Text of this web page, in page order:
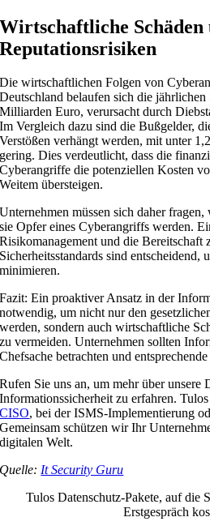
Wirtschaftliche Schäden
Reputationsrisiken
Die wirtschaftlichen Folgen von
Deutschland belaufen sich die
Milliarden Euro, verursacht durch
Im Vergleich dazu sind die Bußgelder,
Verstößen verhängt werden, mit unter
gering. Dies verdeutlicht, dass die
Cyberangriffe die potenziellen Kosten
Weitem übersteigen.
Unternehmen müssen sich daher
sie Opfer eines Cyberangriffs werden.
Risikomanagement und die Bereitschaft
Sicherheitsstandards sind entscheidend,
minimieren.
Fazit: Ein proaktiver Ansatz in der
notwendig, um nicht nur den
werden, sondern auch wirtschaftliche
zu vermeiden. Unternehmen sollten
Chefsache betrachten und
Rufen Sie uns an, um mehr über unsere
Informationssicherheit zu erfahren.
CISO, bei der ISMS-Implementierung
Gemeinsam schützen wir Ihr
digitalen Welt.
Quelle:It Security Guru
Tulos Datenschutz-Pakete, auf die
Erstgespräch